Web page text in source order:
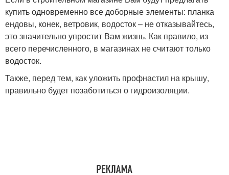
купить одновременно все доборные элементы: планка
ендовы, конек, ветровик, водосток – не отказывайтесь,
это значительно упростит Вам жизнь. Как правило, из
всего перечисленного, в магазинах не считают только
водосток.
Также, перед тем, как уложить профнастил на крышу,
правильно будет позаботиться о гидроизоляции.